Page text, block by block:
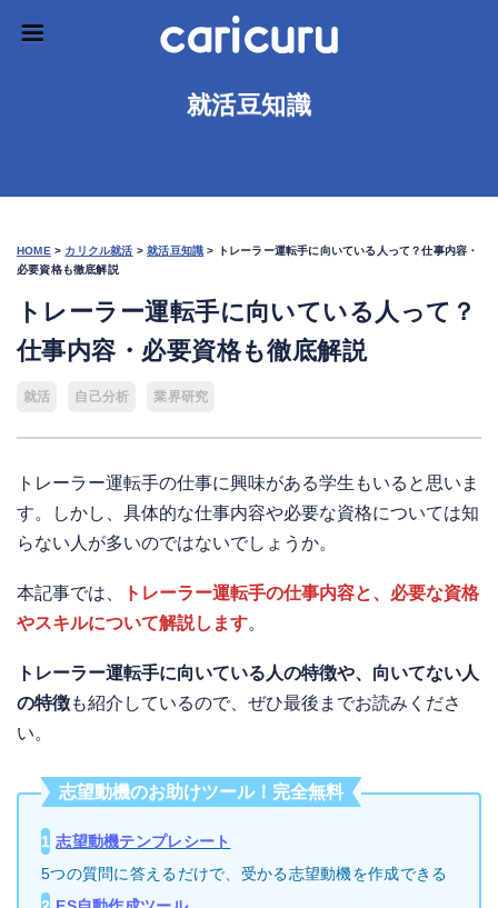
就活豆知識
HOME > カリクル就活 >就活豆知識 >
トレーラー運転手に向いている人って？仕事内容・
必要資格も徹底解説
トレーラー運転手に向いている人って？
仕事内容・必要資格も徹底解説
就活 自己分析 業界研究
トレーラー運転手の仕事に興味がある学生もいると思いま
す。しかし、具体的な仕事内容や必要な資格については知
らない人が多いのではないでしょうか。
本記事では、
トレーラー運転手の仕事内容と、必要な資格
やスキルについて解説します。
トレーラー運転手に向いている人の特徴や、向いてない人
の特徴も紹介しているので、ぜひ最後までお読みくださ
い。
志望動機のお助けツール！完全無料
1 志望動機テンプレシート
5つの質問に答えるだけで、受かる志望動機を作成できる